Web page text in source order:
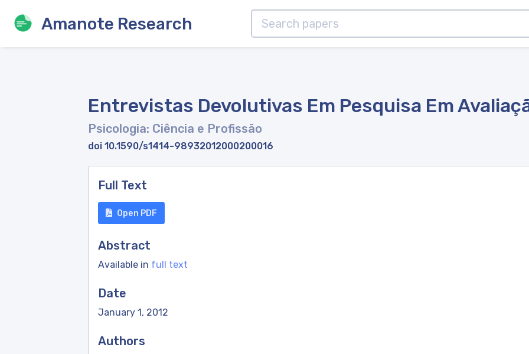
Amanote Research
Entrevistas Devolutivas Em Pesquisa Em
Psicologia: Ciência e Profissão
doi 10.1590/s1414-98932012000200016
Full Text
Open PDF
Abstract
Available in full text
Date
January 1, 2012
Authors